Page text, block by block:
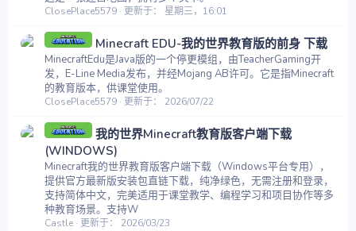
ClosePlace5579 更新于： 星期三，16:01
Minecraft EDU-我的世界教育版的前身 下载
MinecraftEdu是Java版的一个停更模组，由TeacherGaming开
发，E-Line Media发布，并经Mojang AB许可。它是指Minecraft
的教育版本，供课堂使用。
ClosePlace5579 更新于： 2026/07/22
我的世界Minecraft教育版客户端下载
(WINDOWS)
Minecraft我的世界教育版客户端下载（Windows平台专用），
提供官方最新版安装包直链下载，纯净绿色，无需注册和登录，
支持简体中文，完美适用于课堂教学、编程学习和项目协作等多
种教育场景。支持W
Castle 更新于： 2026/03/23